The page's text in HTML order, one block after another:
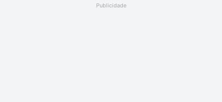
Publicidade